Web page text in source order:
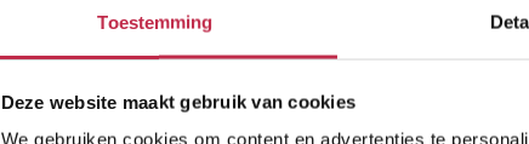
Toestemming
Deze website maakt gebruik van cookies
We gebruiken cookies om content en advertenties te